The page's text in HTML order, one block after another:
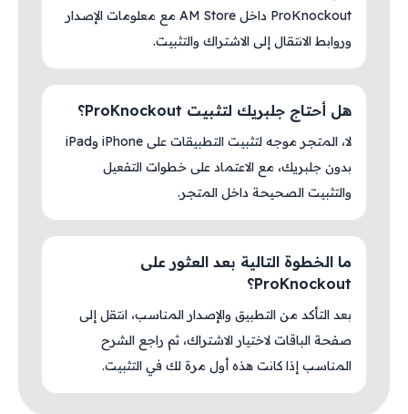
ProKnockout داخل AM Store مع معلومات الإصدار
وروابط الانتقال إلى الاشتراك والتثبيت.
هل أحتاج جلبريك لتثبيت ProKnockout؟
لا، المتجر موجه لتثبيت التطبيقات على iPhone وiPad
بدون جلبريك، مع الاعتماد على خطوات التفعيل
والتثبيت الصحيحة داخل المتجر.
ما الخطوة التالية بعد العثور على
ProKnockout؟
بعد التأكد من التطبيق والإصدار المناسب، انتقل إلى
صفحة الباقات لاختيار الاشتراك، ثم راجع الشرح
المناسب إذا كانت هذه أول مرة لك في التثبيت.